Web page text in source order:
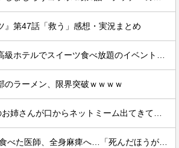
』第47話「救う」感想・実況まとめ
のラーメン、限界突破ｗｗｗｗ